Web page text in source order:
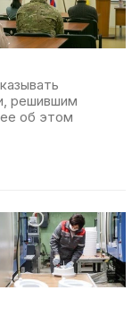
решившим
об этом